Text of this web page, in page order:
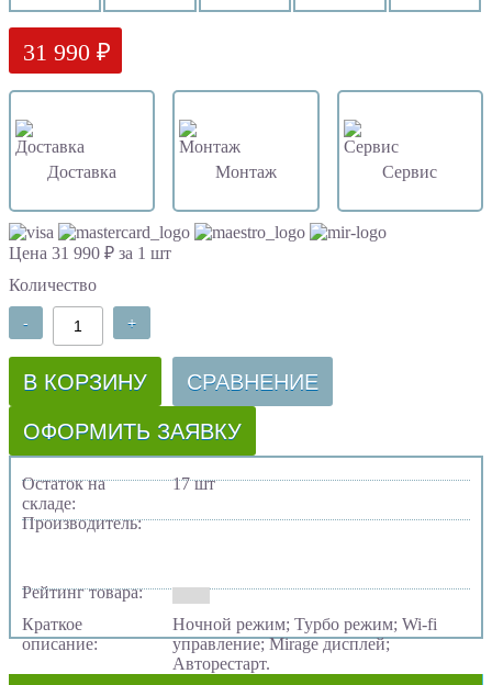
31 990 ₽
Доставка Монтаж Сервис
Цена 31 990 ₽ за 1 шт
Количество
- +
В КОРЗИНУ СРАВНЕНИЕ
ОФОРМИТЬ ЗАЯВКУ
Остаток на
складе:
17 шт
Производитель:
Рейтинг товара:
Краткое
описание:
Ночной режим; Турбо режим; Wi-fi
управление; Mirage дисплей;
Авторестарт.